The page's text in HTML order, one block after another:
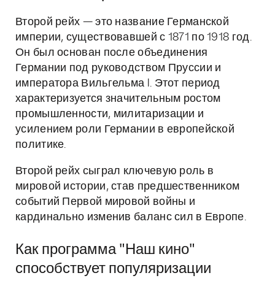
Второй рейх — это название Германской
империи, существовавшей с 1871 по 1918 год.
Он был основан после объединения
Германии под руководством Пруссии и
императора Вильгельма I. Этот период
характеризуется значительным ростом
промышленности, милитаризации и
усилением роли Германии в европейской
политике.
Второй рейх сыграл ключевую роль в
мировой истории, став предшественником
событий Первой мировой войны и
кардинально изменив баланс сил в Европе.
Как программа "Наш кино"
способствует популяризации